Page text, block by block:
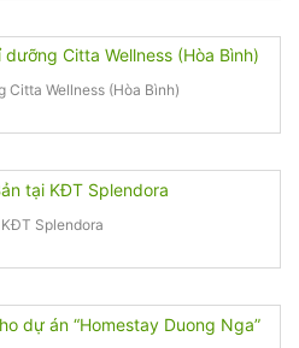
Citta Wellness (Hòa Bình)
Splendora